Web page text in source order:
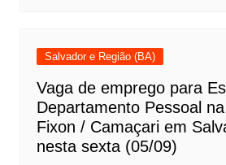
Salvador e Região (BA)
Vaga de emprego para
Departamento Pessoal
Fixon / Camaçari em
nesta sexta (05/09)